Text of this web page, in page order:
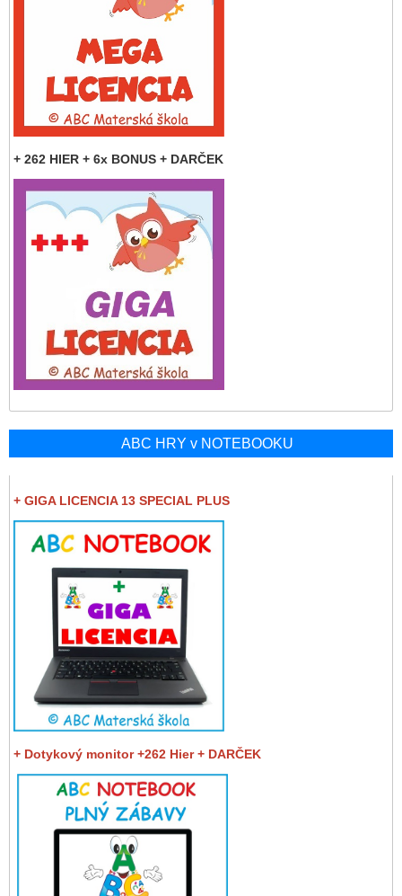
+ 262 HIER + 6x BONUS + DARČEK
ABC HRY v NOTEBOOKU
+ GIGA LICENCIA 13 SPECIAL PLUS
+ Dotykový monitor +262 Hier + DARČEK